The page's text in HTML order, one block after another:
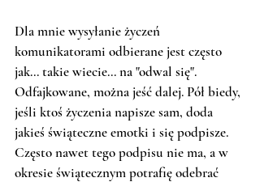
Dla mnie wysyłanie życzeń
komunikatorami odbierane jest często
jak... takie wiecie... na "odwal się".
Odfajkowane, można jeść dalej. Pół biedy,
jeśli ktoś życzenia napisze sam, doda
jakieś świąteczne emotki i się podpisze.
Często nawet tego podpisu nie ma, a w
okresie świątecznym potrafię odebrać